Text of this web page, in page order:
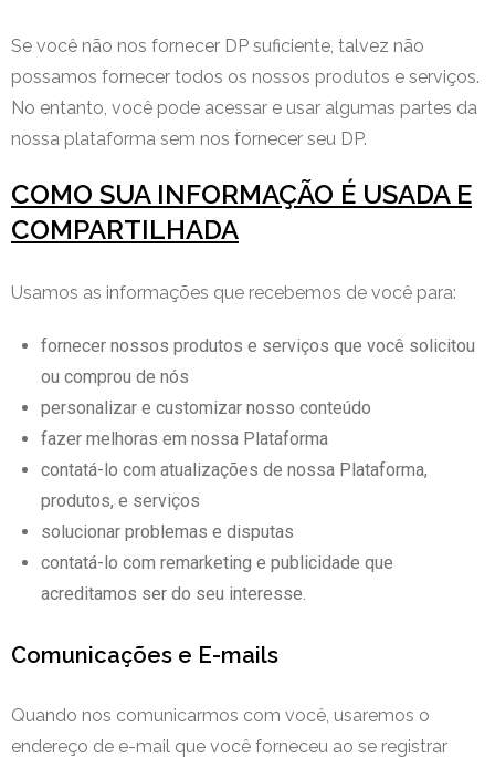
Se você não nos fornecer DP suficiente, talvez não
possamos fornecer todos os nossos produtos e serviços.
No entanto, você pode acessar e usar algumas partes da
nossa plataforma sem nos fornecer seu DP.
COMO SUA INFORMAÇÃO É USADA E
COMPARTILHADA
Usamos as informações que recebemos de você para:
fornecer nossos produtos e serviços que você solicitou
ou comprou de nós
personalizar e customizar nosso conteúdo
fazer melhoras em nossa Plataforma
contatá-lo com atualizações de nossa Plataforma,
produtos, e serviços
solucionar problemas e disputas
contatá-lo com remarketing e publicidade que
acreditamos ser do seu interesse.
Comunicações e E-mails
Quando nos comunicarmos com você, usaremos o
endereço de e-mail que você forneceu ao se registrar